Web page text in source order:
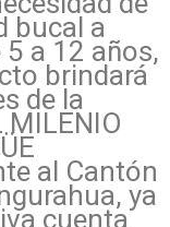
bucal a
a 12 años,
brindará
de la
MILENIO
al Cantón
ya
cuenta